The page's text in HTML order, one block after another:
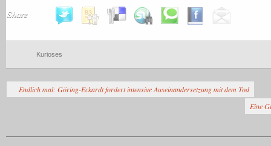
Share
Kurioses
Endlich mal: Göring-Eckardt fordert intensive Auseinandersetzung mit dem Tod
Eine